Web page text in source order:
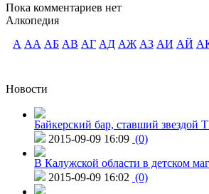
Пока комментариев нет
Алкопедия
А АА АБ АВ АГ АД АЖ АЗ АИ АЙ
Новости
Байкерский бар, ставший звездой
2015-09-09 16:09 (0)
В Калужской области в детском
2015-09-09 16:02 (0)